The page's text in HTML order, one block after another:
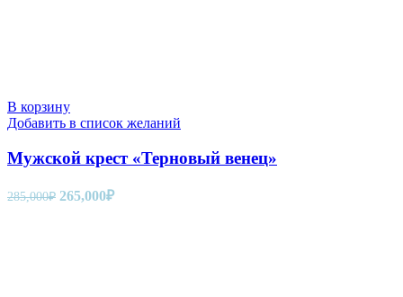
В корзину
Добавить в список желаний
Мужской крест «Терновый венец»
285,000₽ Первоначальная
265,000₽Текущая